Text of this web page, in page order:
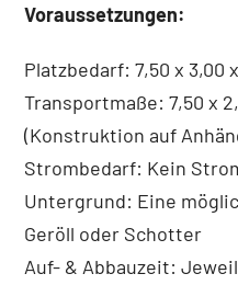
Voraussetzungen:
Platzbedarf: 7,50 x 3,00
Transportmaße: 7,50 x
(Konstruktion auf
Strombedarf: Kein
Untergrund: Eine
Geröll oder Schotter
Auf- & Abbauzeit: